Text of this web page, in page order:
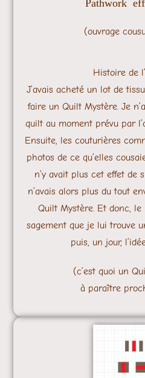
Pathwork
(ouvrage
Histoire de
J’avais acheté un lot de
faire un Quilt Mystère. Je
quilt au moment prévu par
Ensuite, les couturières
photos de ce qu’elles
n’y avait plus cet effet de
n’avais alors plus du tout
Quilt Mystère. Et donc,
sagement que je lui trouve
puis, un jour,
(c’est quoi un
à paraître